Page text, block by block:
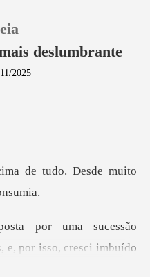
deslumbrante
2025
a de tudo. Desde muito
e, por isso, cresci imbuído